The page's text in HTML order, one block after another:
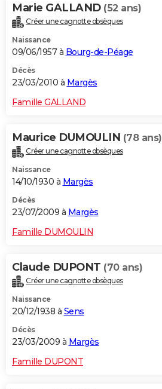
Marie GALLAND (52 ans)
Créer une cagnotte obsèques
Naissance
09/06/1957 à Bourg-de-Péage
Décès
23/03/2010 à Margès
Famille GALLAND
Maurice DUMOULIN (78 ans)
Créer une cagnotte obsèques
Naissance
14/10/1930 à Margès
Décès
23/07/2009 à Margès
Famille DUMOULIN
Claude DUPONT (70 ans)
Créer une cagnotte obsèques
Naissance
20/12/1938 à Sens
Décès
23/03/2009 à Margès
Famille DUPONT